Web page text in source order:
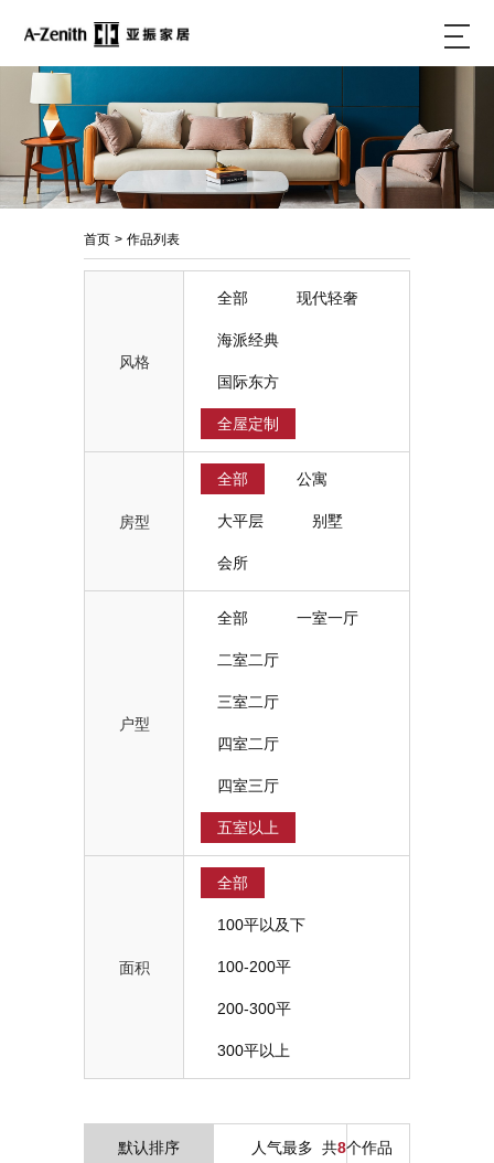
首页 > 作品列表
风格
全部 现代轻奢
海派经典
国际东方
全屋定制
房型
全部 公寓
大平层 别墅
会所
户型
全部 一室一厅
二室二厅
三室二厅
四室二厅
四室三厅
五室以上
面积
全部
100平以及下
100-200平
200-300平
300平以上
默认排序 人气最多 共8个作品